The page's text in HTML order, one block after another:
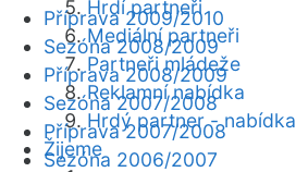
Hrdí partneři
Mediální partneři
Partneři mládeže
Reklamní nabídka
Hrdý partner - nabídka
Žijeme
Příprava 2009/2010
Sezóna 2008/2009
Příprava 2008/2009
Sezóna 2007/2008
Příprava 2007/2008
Sezóna 2006/2007